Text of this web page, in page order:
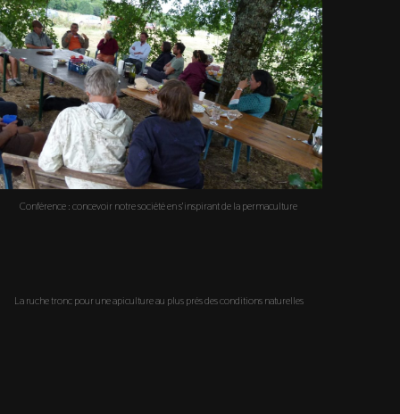
Conférence : concevoir notre société en s'inspirant de la permaculture
La ruche tronc pour une apiculture au plus prés des conditions naturelles